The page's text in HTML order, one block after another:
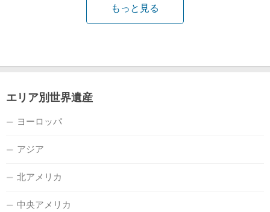
もっと見る
エリア別世界遺産
ヨーロッパ
アジア
北アメリカ
中央アメリカ